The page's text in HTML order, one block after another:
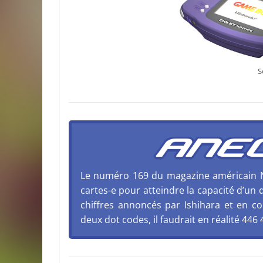
Le numéro 169 du magazine
cartes-e pour atteindre la capacité d’un
chiffres annoncés par Ishihara et en
deux dot codes, il faudrait en réalité 446